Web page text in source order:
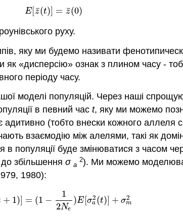
E z
¯(t) = z
¯(0)
(3.3.1)E[z ¯(t ]=z¯
руху.
яку ми будемо називати
«дисперсію» ознак з плином часу -
періоду часу.
моделі популяцій. Через наші
в певний час t, яку ми можемо
адитивно (тобто внески кожного
взаємодію між алелями, такі як
в популяції буде змінюватися з часом
збільшення σ a
2). Ми можемо
1980):
+ 1) = (1 −
1
2Ne
)E σ2
a (t) + σ2
m
σa 2 (t ]= 12 Ne)E σ a 2( )] σm